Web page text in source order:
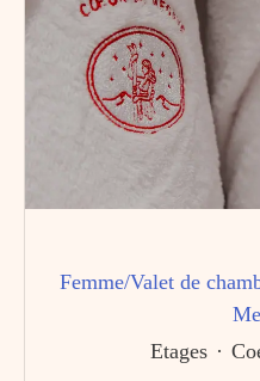
Femme/Valet de
Etages ·